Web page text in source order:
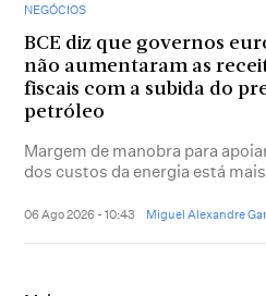
NEGÓCIOS
BCE diz que governos
não aumentaram as
fiscais com a subida do
petróleo
Margem de manobra para
dos custos da energia está
06 Ago 2026 - 10:43 Miguel Alexandre